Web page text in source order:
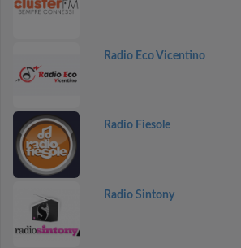
Radio Eco Vicentino
Radio Fiesole
Radio Sintony